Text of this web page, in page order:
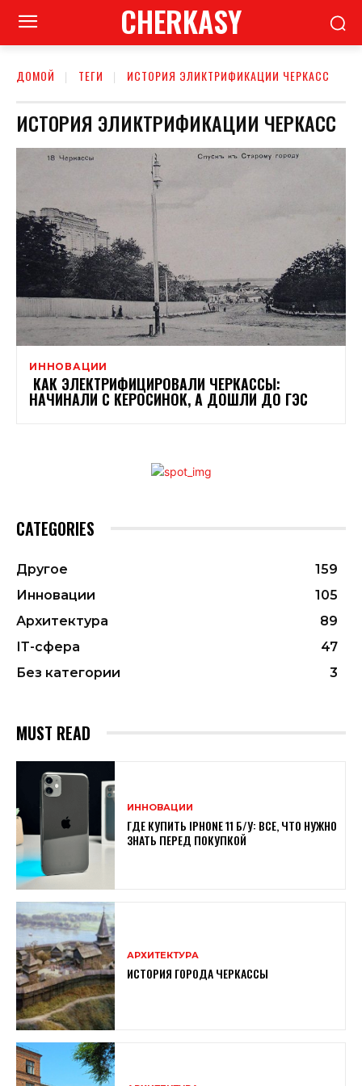
CHERKASY
ДОМОЙ ТЕГИ ИСТОРИЯ ЭЛИКТРИФИКАЦИИ ЧЕРКАСС
ИСТОРИЯ ЭЛИКТРИФИКАЦИИ ЧЕРКАСС
ИННОВАЦИИ
КАК ЭЛЕКТРИФИЦИРОВАЛИ ЧЕРКАССЫ:
НАЧИНАЛИ С КЕРОСИНОК, А ДОШЛИ ДО ГЭС
CATEGORIES
Другое
159
Инновации
105
Архитектура
89
ІТ-сфера
47
Без категории
3
MUST READ
ИННОВАЦИИ
ГДЕ КУПИТЬ IPHONE 11 Б/У: ВСЕ, ЧТО НУЖНО
ЗНАТЬ ПЕРЕД ПОКУПКОЙ
АРХИТЕКТУРА
ИСТОРИЯ ГОРОДА ЧЕРКАССЫ